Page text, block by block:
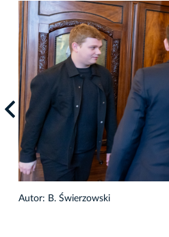
Autor: B. Świerzowski